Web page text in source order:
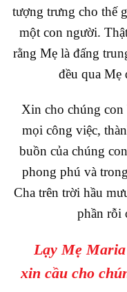
tượng trưng cho thế
một con người.
rằng Mẹ là đấng
đều qua Mẹ
Xin cho chúng
mọi công việc,
buồn của chúng
phong phú và
Cha trên trời hầu
phần rỗi
Lạy Mẹ
xin cầu cho